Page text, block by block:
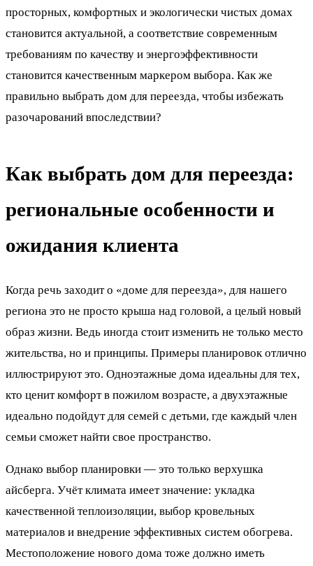
просторных, комфортных и экологически чистых домах
становится актуальной, а соответствие современным
требованиям по качеству и энергоэффективности
становится качественным маркером выбора. Как же
правильно выбрать дом для переезда, чтобы избежать
разочарований впоследствии?
Как выбрать дом для переезда:
региональные особенности и
ожидания клиента
Когда речь заходит о «доме для переезда», для нашего
региона это не просто крыша над головой, а целый новый
образ жизни. Ведь иногда стоит изменить не только место
жительства, но и принципы. Примеры планировок отлично
иллюстрируют это. Одноэтажные дома идеальны для тех,
кто ценит комфорт в пожилом возрасте, а двухэтажные
идеально подойдут для семей с детьми, где каждый член
семьи сможет найти свое пространство.
Однако выбор планировки — это только верхушка
айсберга. Учёт климата имеет значение: укладка
качественной теплоизоляции, выбор кровельных
материалов и внедрение эффективных систем обогрева.
Местоположение нового дома тоже должно иметь